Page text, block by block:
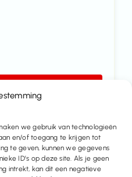
we gebruik van technologieën
en/of toegang te krijgen tot
te geven, kunnen we gegevens
ID’s op deze site. Als je geen
intrekt, kan dit een negatieve
property